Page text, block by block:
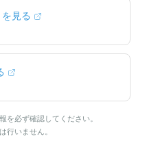
見る
を必ず確認してください。
行いません。